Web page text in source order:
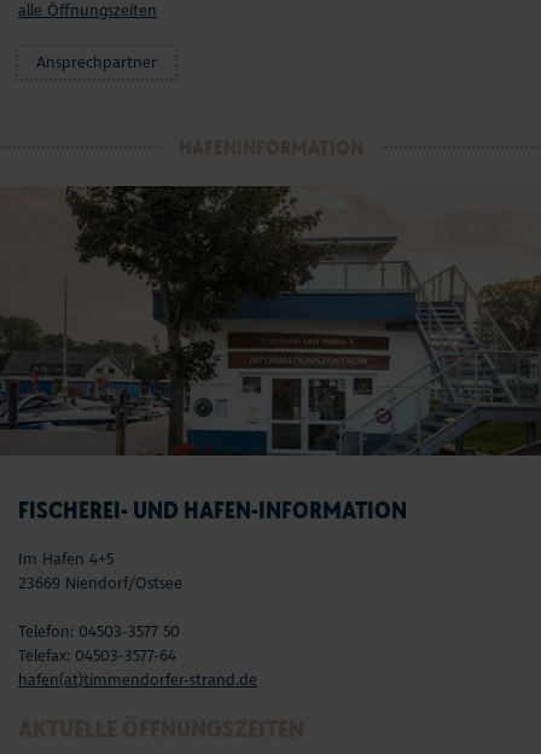
alle Öffnungszeiten
Ansprechpartner
FISCHEREI- UND HAFEN-INFORMATION
Im Hafen 4+5
23669 Niendorf/Ostsee
Telefon: 04503-3577 50
Telefax: 04503-3577-64
hafen(at)timmendorfer-strand.de